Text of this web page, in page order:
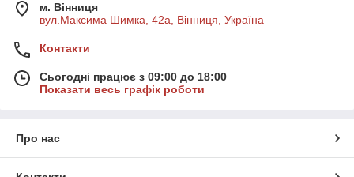
м. Вінниця
вул.Максима Шимка, 42а, Вінниця, Україна
Контакти
Сьогодні працює з 09:00 до 18:00
Показати весь графік роботи
Про нас